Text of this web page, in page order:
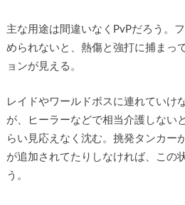
主な用途は間違いなくPvPだろう。
められないと、熱傷と強打に捕まっ
ョンが見える。
レイドやワールドボスに連れていけ
が、ヒーラーなどで相当介護しない
らい見応えなく沈む。挑発タンカー
が追加されてたりしなければ、この
う。